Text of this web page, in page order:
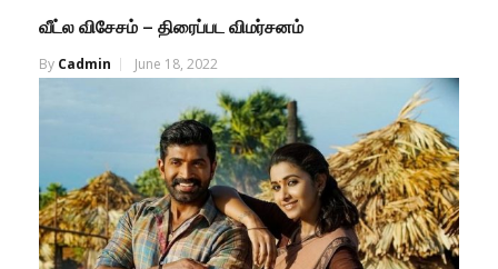
வீட்ல விசேசம் – திரைப்பட விமர்சனம்
By Cadmin June 18, 2022